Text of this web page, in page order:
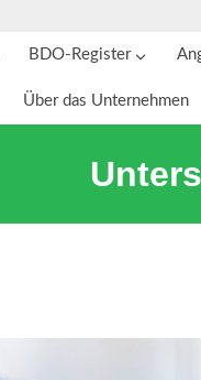
BDO-Register
Über das Unternehmen